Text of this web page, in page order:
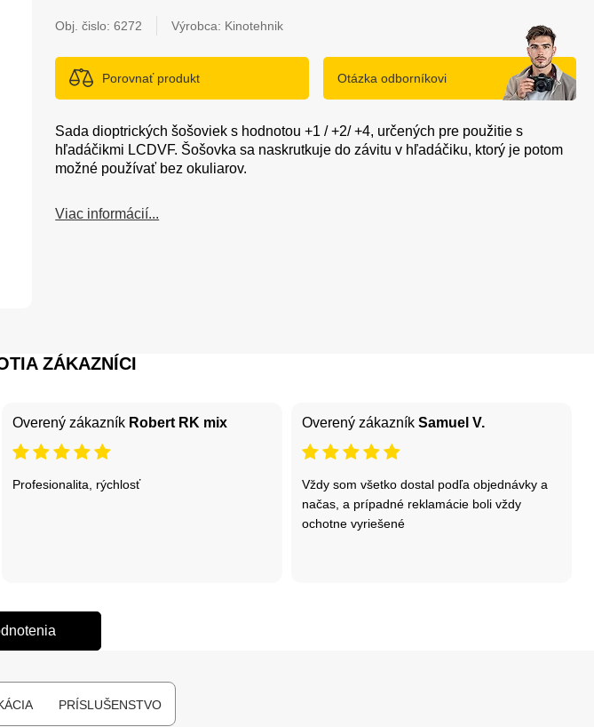
Obj. čislo:6272 Výrobca: Kinotehnik
Porovnať produkt Otázka odborníkovi
Sada dioptrických šošoviek s hodnotou +1 / +2/ +4, určených pre použitie s
hľadáčikmi LCDVF. Šošovka sa naskrutkuje do závitu v hľadáčiku, ktorý je potom
možné používať bez okuliarov.
Viac informácií...
ZÁKAZNÍCI
Overený zákazník Robert RK mix
Profesionalita, rýchlosť
Overený zákazník Samuel V.
Vždy som všetko dostal podľa objednávky a
načas, a prípadné reklamácie boli vždy
ochotne vyriešené
PRÍSLUŠENSTVO